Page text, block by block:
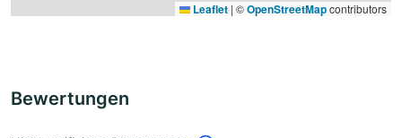
Leaflet | ©OpenStreetMapcontributors
Bewertungen